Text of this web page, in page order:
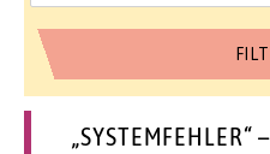
„SYSTEMFEHLER“